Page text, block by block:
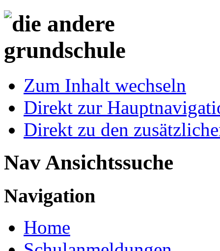
Zum Inhalt wechseln
Direkt zur
Direkt zu den
Nav Ansichtssuche
Navigation
Home